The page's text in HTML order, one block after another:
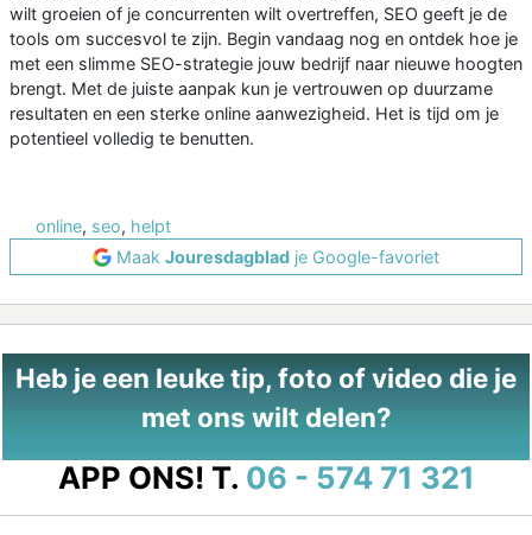
wilt groeien of je concurrenten wilt overtreffen, SEO geeft je de
tools om succesvol te zijn. Begin vandaag nog en ontdek hoe je
met een slimme SEO-strategie jouw bedrijf naar nieuwe hoogten
brengt. Met de juiste aanpak kun je vertrouwen op duurzame
resultaten en een sterke online aanwezigheid. Het is tijd om je
potentieel volledig te benutten.
online, seo, helpt
Maak Jouresdagblad je Google-favoriet
Heb je een leuke tip, foto of video die je
met ons wilt delen?
APP ONS! T. 06 - 574 71 321